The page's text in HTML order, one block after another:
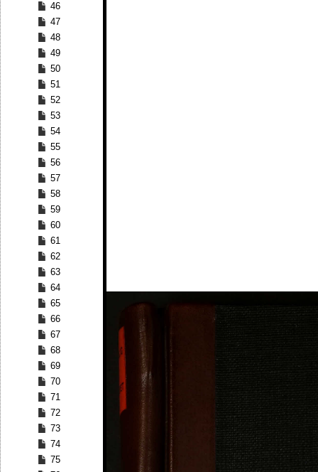
46
47
48
49
50
51
52
53
54
55
56
57
58
59
60
61
62
63
64
65
66
67
68
69
70
71
72
73
74
75